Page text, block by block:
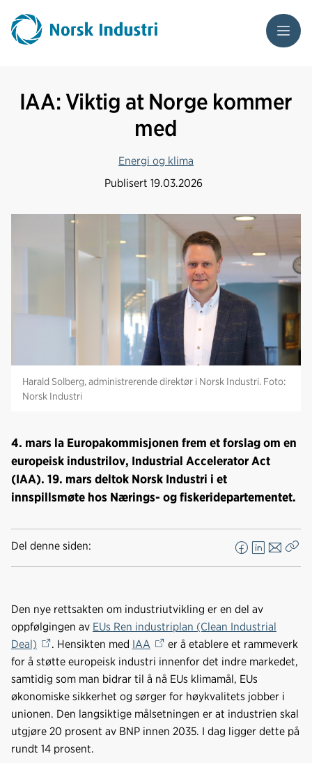
Meny
IAA: Viktig at Norge kommer
med
Energi og klima
Publisert 19.03.2026
Harald Solberg, administrerende direktør i Norsk Industri. Foto:
Norsk Industri
4. mars la Europakommisjonen frem et forslag om en
europeisk industrilov, Industrial Accelerator Act
(IAA). 19. mars deltok Norsk Industri i et
innspillsmøte hos Nærings- og fiskeridepartementet.
Del denne siden:
F
a
e
b
o
o
L
i
k
e
n
E
-
s
Den nye rettsakten om industriutvikling er en del av
oppfølgingen av EUs Ren industriplan (Clean Industrial
Deal)
. Hensikten med IAA
er å etablere et rammeverk
for å støtte europeisk industri innenfor det indre markedet,
samtidig som man bidrar til å nå EUs klimamål, EUs
økonomiske sikkerhet og sørger for høykvalitets jobber i
unionen. Den langsiktige målsetningen er at industrien skal
utgjøre 20 prosent av BNP innen 2035. I dag ligger dette på
rundt 14 prosent.